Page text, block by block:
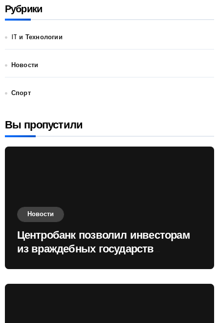
Рубрики
IT и Технологии
Новости
Спорт
Вы пропустили
Новости
Центробанк позволил инвесторам
из враждебных государств